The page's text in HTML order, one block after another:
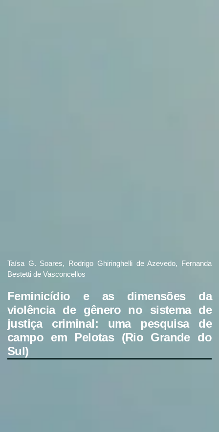
Taísa G. Soares, Rodrigo Ghiringhelli de Azevedo, Fernanda
Bestetti de Vasconcellos
Feminicídio e as dimensões da
violência de gênero no sistema de
justiça criminal: uma pesquisa de
campo em Pelotas (Rio Grande do
Sul)